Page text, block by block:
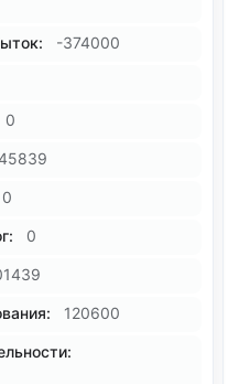
-374000
0
0
0
120600